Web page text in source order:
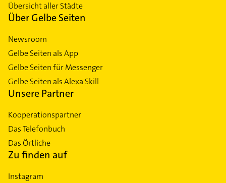
Übersicht aller Städte
Über Gelbe Seiten
Newsroom
Gelbe Seiten als App
Gelbe Seiten für Messenger
Gelbe Seiten als Alexa Skill
Unsere Partner
Kooperationspartner
Das Telefonbuch
Das Örtliche
Zu finden auf
Instagram